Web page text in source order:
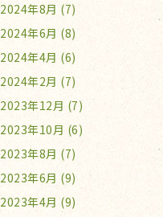
2024年8月 (7)
2024年6月 (8)
2024年4月 (6)
2024年2月 (7)
2023年12月 (7)
2023年10月 (6)
2023年8月 (7)
2023年6月 (9)
2023年4月 (9)